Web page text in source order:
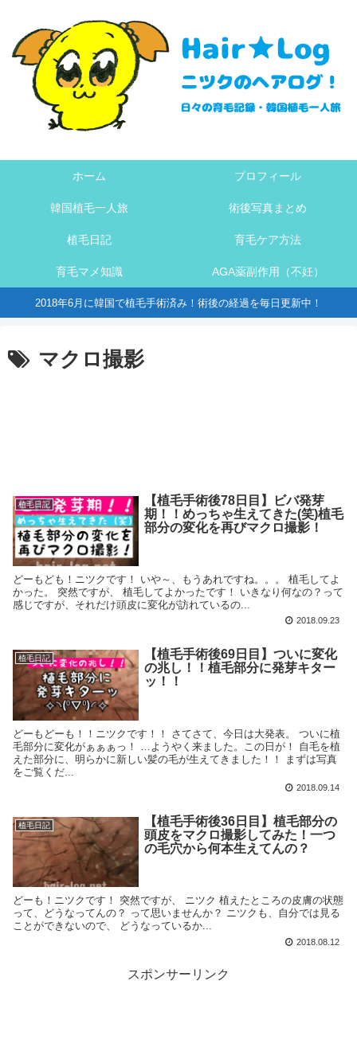
ホーム プロフィール
韓国植毛一人旅 術後写真まとめ
植毛日記 育毛ケア方法
育毛マメ知識 AGA薬副作用（不妊）
2018年6月に韓国で植毛手術済み！術後の経過を毎日更新中！
マクロ撮影
植毛日記
【植毛手術後78日目】ビバ発芽
期！！めっちゃ生えてきた(笑)植毛
部分の変化を再びマクロ撮影！
どーもども！ニツクです！ いや～、もうあれですね。。。 植毛してよ
かった。 突然ですが、 植毛してよかったです！ いきなり何なの？って
感じですが、それだけ頭皮に変化が訪れているの...
2018.09.23
植毛日記
【植毛手術後69日目】ついに変化
の兆し！！植毛部分に発芽キター
ッ！！
どーもどーも！！ニツクです！！ さてさて、今日は大発表。 ついに植
毛部分に変化がぁぁぁっ！ …ようやく来ました。この日が！ 自毛を植
えた部分に、明らかに新しい髪の毛が生えてきました！！ まずは写真
をご覧くだ...
2018.09.14
植毛日記
【植毛手術後36日目】植毛部分の
頭皮をマクロ撮影してみた！一つ
の毛穴から何本生えてんの？
どーも！ニツクです！ 突然ですが、 ニツク 植えたところの皮膚の状態
って、どうなってんの？ って思いませんか？ ニツクも、自分では見る
ことができないので、 どうなっているか...
2018.08.12
スポンサーリンク